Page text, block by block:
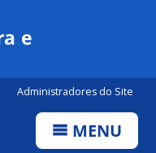
e
Administradores do Site
MENU